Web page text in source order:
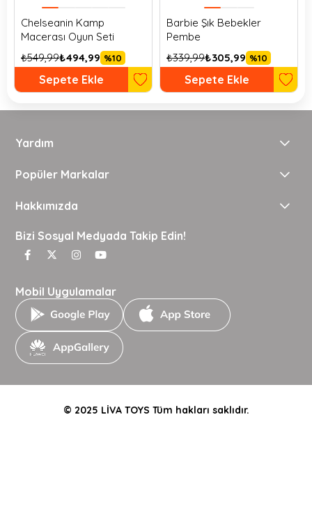
Chelseanin Kamp
Macerası Oyun Seti
₺494,99
₺549,99 %10
Sepete Ekle
Barbie Şık Bebekler
Pembe
₺305,99
₺339,99 %10
Sepete Ekle
Yardım
Popüler Markalar
Hakkımızda
Bizi Sosyal Medyada Takip Edin!
Mobil Uygulamalar
© 2025 LİVA TOYS Tüm hakları saklıdır.